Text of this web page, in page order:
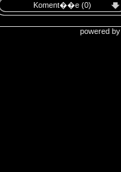
Koment��e (0)
powered by